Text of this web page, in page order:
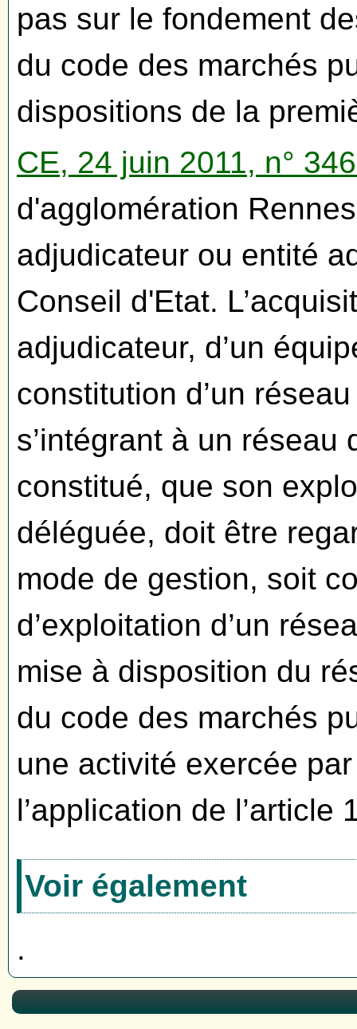
pas sur le fondement
du code des marchés
dispositions de la
CE, 24 juin 2011, n°
d'agglomération
adjudicateur ou entité
Conseil d'Etat.
adjudicateur, d’un
constitution d’un
s’intégrant à un
constitué, que son
déléguée, doit être
mode de gestion, soit
d’exploitation d’un
mise à disposition du
du code des marchés
une activité exercée
l’application de
Voir également
.